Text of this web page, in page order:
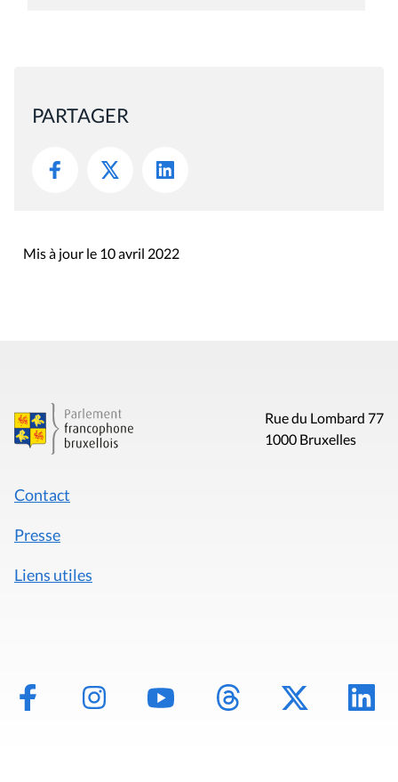
PARTAGER
Mis à jour le 10 avril 2022
Rue du Lombard 77
1000 Bruxelles
Contact
Presse
Liens utiles